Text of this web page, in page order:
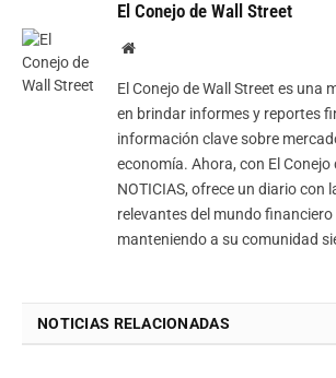
El Conejo de Wall Street
Website
El Conejo de Wall Street es una
en brindar informes y reportes
información clave sobre
economía. Ahora, con El Conejo
NOTICIAS, ofrece un diario con
relevantes del mundo financiero
manteniendo a su comunidad
NOTICIAS RELACIONADAS